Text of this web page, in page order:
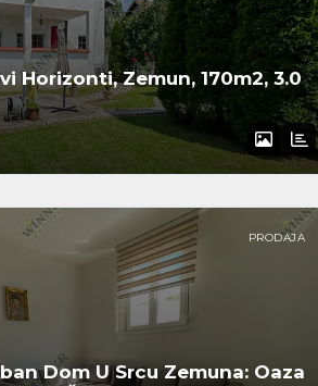
Horizonti, Zemun, 170m2, 3.0
PRODAJA
Dom U Srcu Zemuna: Oaza